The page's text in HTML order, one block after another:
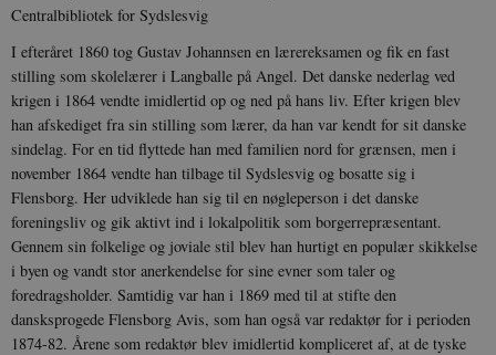
Centralbibliotek for Sydslesvig
I efteråret 1860 tog Gustav Johannsen en lærereksamen og fik en fast
stilling som skolelærer i Langballe på Angel. Det danske nederlag ved
krigen i 1864 vendte imidlertid op og ned på hans liv. Efter krigen blev
han afskediget fra sin stilling som lærer, da han var kendt for sit danske
sindelag. For en tid flyttede han med familien nord for grænsen, men i
november 1864 vendte han tilbage til Sydslesvig og bosatte sig i
Flensborg. Her udviklede han sig til en nøgleperson i det danske
foreningsliv og gik aktivt ind i lokalpolitik som borgerrepræsentant.
Gennem sin folkelige og joviale stil blev han hurtigt en populær skikkelse
i byen og vandt stor anerkendelse for sine evner som taler og
foredragsholder. Samtidig var han i 1869 med til at stifte den
dansksprogede Flensborg Avis, som han også var redaktør for i perioden
1874-82. Årene som redaktør blev imidlertid kompliceret af, at de tyske